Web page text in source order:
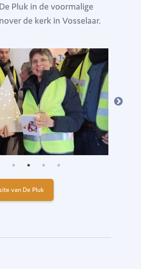
Pluk in de voormalige
de kerk in Vosselaar.
van De Pluk